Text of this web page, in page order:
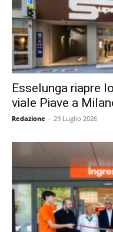
Esselunga riapre
viale Piave a
Redazione - 29 Luglio 2026